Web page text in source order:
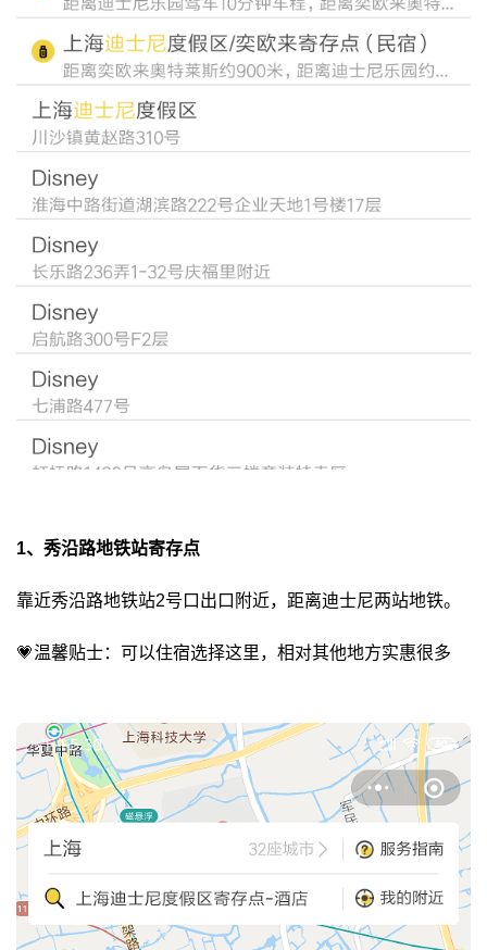
1、秀沿路地铁站寄存点
靠近秀沿路地铁站2号口出口附近，距离迪士尼两站地铁。
💗温馨贴士：可以住宿选择这里，相对其他地方实惠很多